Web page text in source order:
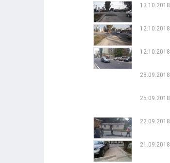
13.10.2018
12.10.2018
12.10.2018
28.09.2018
25.09.2018
22.09.2018
21.09.2018